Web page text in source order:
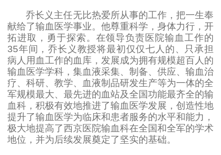
乔长义主任无比热爱所从事的工作，把一生奉
献给了输血医学事业。他尊重科学，身体力行，开
拓进取，勇于探索。在领导负责医院输血工作的
35年间，乔长义教授将最初仅仅七人的、只承担
病人用血工作的血库，发展成为拥有规模超百人的
输血医学学科，集血液采集、制备、供应、输血治
疗、科研、教学、血液制品研发生产等为一体的全
军规模最大、最先进的血站及全国功能最齐全的输
血科，积极有效地推进了输血医学发展，创造性地
提升了输血医学为临床和患者服务的水平和能力，
极大地提高了西京医院输血科在全国和全军的学术
地位，并为后续发展奠定了坚实的基础。